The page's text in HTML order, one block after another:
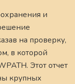
и
на проверку,
в которой
Этот отчет
крупных